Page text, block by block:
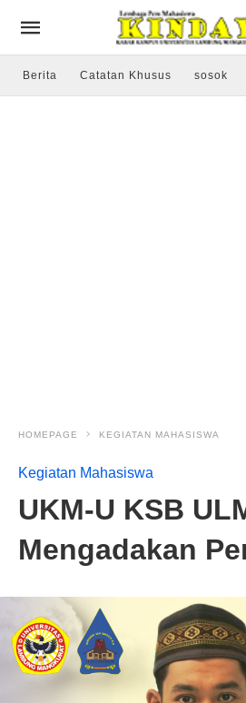
Berita Catatan Khusus sosok
HOMEPAGE KEGIATAN MAHASISWA
Kegiatan Mahasiswa
UKM-U KSB
Mengadakan